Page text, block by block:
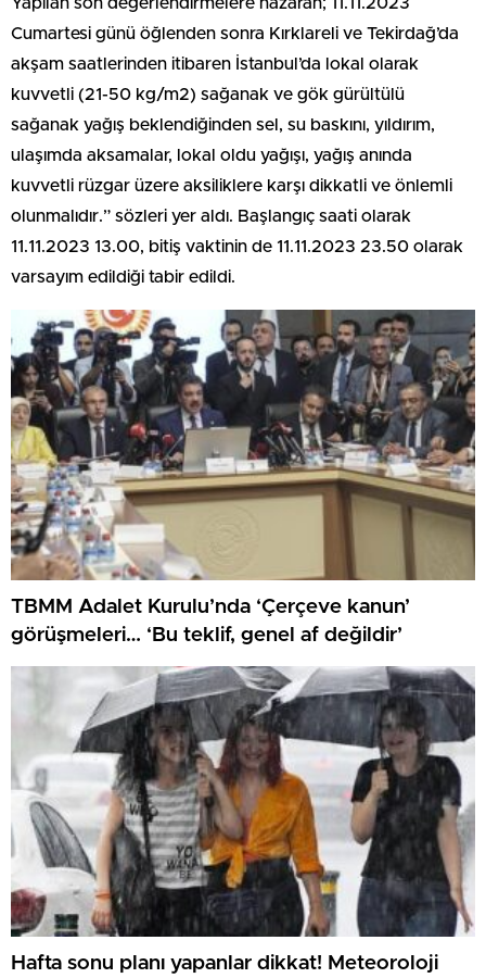
Cumartesi günü öğlenden sonra Kırklareli ve Tekirdağ’da
akşam saatlerinden itibaren İstanbul’da lokal olarak
kuvvetli (21-50 kg/m2) sağanak ve gök gürültülü
sağanak yağış beklendiğinden sel, su baskını, yıldırım,
ulaşımda aksamalar, lokal oldu yağışı, yağış anında
kuvvetli rüzgar üzere aksiliklere karşı dikkatli ve önlemli
olunmalıdır.” sözleri yer aldı. Başlangıç saati olarak
11.11.2023 13.00, bitiş vaktinin de 11.11.2023 23.50 olarak
varsayım edildiği tabir edildi.
TBMM Adalet Kurulu’nda ‘Çerçeve kanun’
görüşmeleri… ‘Bu teklif, genel af değildir’
Hafta sonu planı yapanlar dikkat! Meteoroloji